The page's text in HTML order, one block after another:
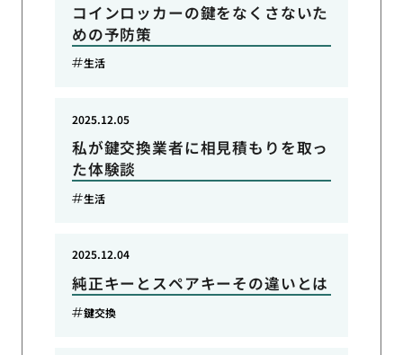
コインロッカーの鍵をなくさないた
めの予防策
生活
私が鍵交換業者に相見積もりを取っ
た体験談
2025.12.05
生活
純正キーとスペアキーその違いとは
2025.12.04
鍵交換